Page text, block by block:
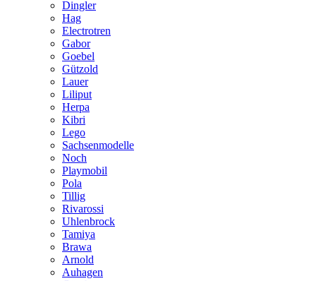
Dingler
Hag
Electrotren
Gabor
Goebel
Gützold
Lauer
Liliput
Herpa
Kibri
Lego
Sachsenmodelle
Noch
Playmobil
Pola
Tillig
Rivarossi
Uhlenbrock
Tamiya
Brawa
Arnold
Auhagen